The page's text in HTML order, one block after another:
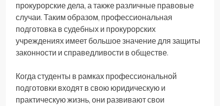
прокурорские дела, а также различные правовые
случаи. Таким образом, профессиональная
подготовка в судебных и прокурорских
учреждениях имеет большое значение для защиты
законности и справедливости в обществе.
Когда студенты в рамках профессиональной
подготовки входят в свою юридическую и
практическую жизнь, они развивают свои